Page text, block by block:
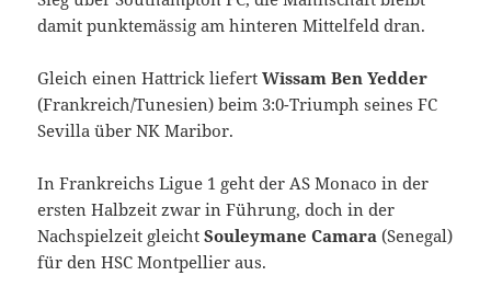
damit punktemässig am hinteren Mittelfeld dran.
Gleich einen Hattrick liefertWissam Ben Yedder
(Frankreich/Tunesien) beim 3:0-Triumph seines FC
Sevilla über NK Maribor.
In Frankreichs Ligue 1 geht der AS Monaco in der
ersten Halbzeit zwar in Führung, doch in der
Nachspielzeit gleichtSouleymane Camara (Senegal)
für den HSC Montpellier aus.